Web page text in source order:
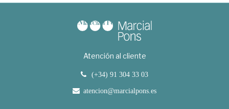
Atención al cliente
(+34) 91 304 33 03
atencion@marcialpons.es